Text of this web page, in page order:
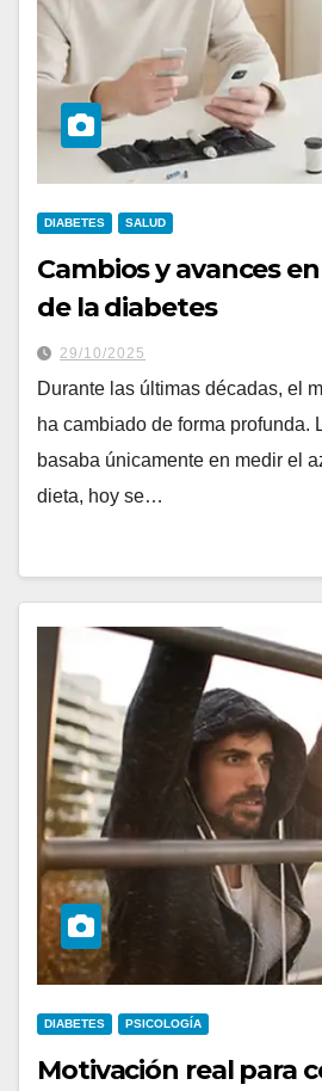
DIABETES SALUD
Cambios y avances
de la diabetes
29/10/2025
Durante las últimas décadas, el
ha cambiado de forma profunda.
basaba únicamente en medir el
dieta, hoy se…
DIABETES PSICOLOGÍA
Motivación real para